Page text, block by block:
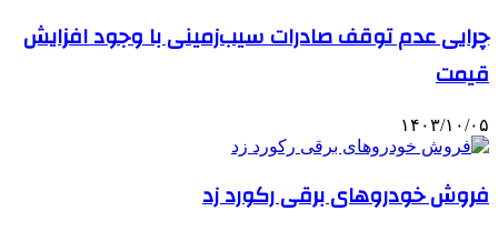
چرایی عدم توقف صادرات سیب‌زمینی با وجود افزایش
قیمت
۱۴۰۳/۱۰/۰۵
فروش خودروهای برقی رکورد زد